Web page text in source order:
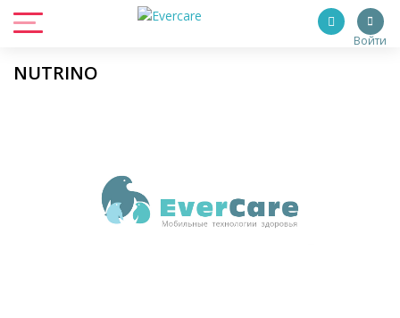
Войти
NUTRINO